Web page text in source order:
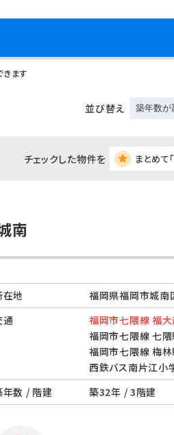
ます
並び替え
チェックした物件を まとめて
南
在地
福岡県福岡市城南
通
福岡市七隈線 福
福岡市七隈線 七
福岡市七隈線 梅
西鉄バス南片江小
年数 / 階建
築32年 / 3階建